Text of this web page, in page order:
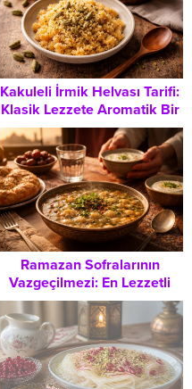
Kakuleli İrmik Helvası Tarifi:
Klasik Lezzete Aromatik Bir
Dokunuş
Ramazan Sofralarının
Vazgeçilmezi: En Lezzetli
Tutmaç Çorbası Tarifi